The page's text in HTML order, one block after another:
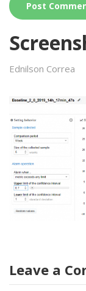
Ednilson Correa
Leave a